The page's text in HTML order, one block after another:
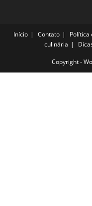
Início Contato Política
culinária
Copyright -